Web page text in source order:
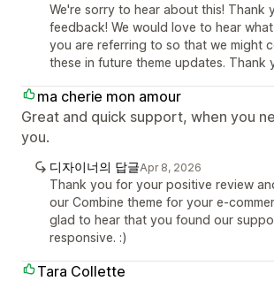
We're sorry to hear about this! Thank
feedback! We would love to hear
you are referring to so that we might
these in future theme updates. Thank
ma cherie mon amour
Great and quick support, when you
you.
디자이너의 답글Apr 8, 2026
Thank you for your positive review
our Combine theme for your e-
glad to hear that you found our
responsive. :)
Tara Collette